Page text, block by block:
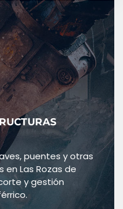
puentes y otras
Las Rozas de
y gestión